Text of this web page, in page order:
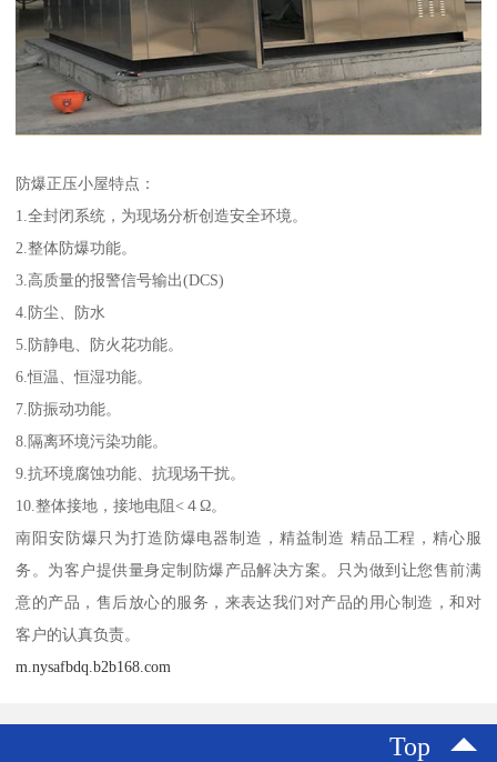
防爆正压小屋特点：
1.全封闭系统，为现场分析创造安全环境。
2.整体防爆功能。
3.高质量的报警信号输出(DCS)
4.防尘、防水
5.防静电、防火花功能。
6.恒温、恒湿功能。
7.防振动功能。
8.隔离环境污染功能。
9.抗环境腐蚀功能、抗现场干扰。
10.整体接地，接地电阻<４Ω。
南阳安防爆只为打造防爆电器制造，精益制造 精品工程，精心服
务。为客户提供量身定制防爆产品解决方案。只为做到让您售前满
意的产品，售后放心的服务，来表达我们对产品的用心制造，和对
客户的认真负责。
m.nysafbdq.b2b168.com
Top